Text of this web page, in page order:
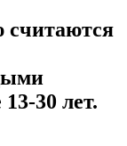
считаются
30 лет.